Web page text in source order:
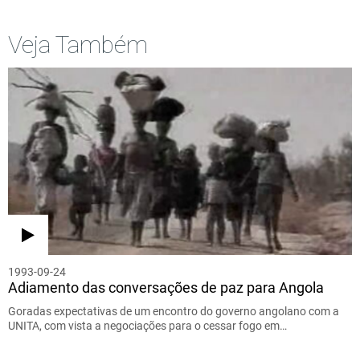
Veja Também
1993-09-24
Adiamento das conversações de paz para Angola
Goradas expectativas de um encontro do governo angolano com a
UNITA, com vista a negociações para o cessar fogo em…